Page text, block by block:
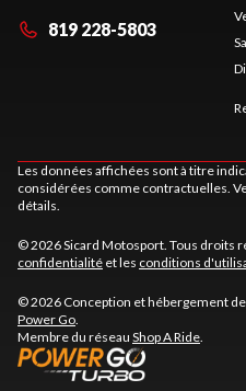
819 228-5803
Les données affichées sont à titre
considérées comme contractuelles.
détails.
© 2026 Sicard Motosport. Tous droits
confidentialité et les conditions
© 2026 Conception et hébergement
Power Go.
Membre du réseau Shop A Ride.